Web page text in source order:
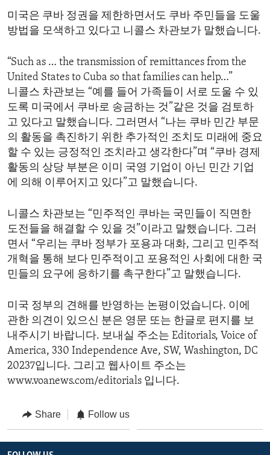
미국은 쿠바 정권을 제한하면서도 쿠바 주민들을 도울
방법을 모색하고 있다고 니콜스 차관보가 말했습니다.
“Such as … the transmission of remittances from the
United States to Cuba so that families can help…”
니콜스 차관보는 “예를 들어 가족들이 서로 도울 수 있
도록 미국에서 쿠바로 송금하는 것”같은 것을 검토하
고 있다고 말했습니다. 그러면서 “나는 쿠바 민간 부문
의 활동을 촉진하기 위한 추가적인 조치도 미래에 중요
할 수 있는 긍정적인 조치라고 생각한다”며 “쿠바 경제
활동의 상당 부분은 이미 국영 기업이 아닌 민간 기업
에 의해 이루어지고 있다”고 말했습니다.
니콜스 차관보는 “민주적인 쿠바는 국민들이 직면한
도전들을 해결할 수 있을 것”이라고 말했습니다. 그러
면서 “우리는 쿠바 정부가 포용과 대화, 그리고 민주적
개혁을 통해 보다 민주적이고 포용적인 사회에 대한 국
민들의 요구에 응하기를 촉구한다”고 말했습니다.
미국 정부의 견해를 반영하는 논평이었습니다. 이에
관한 의견이 있으신 분은 영문 또는 한글로 편지를 보
내주시기 바랍니다. 보내실 주소는 Editorials, Voice of
America, 330 Independence Ave, SW, Washington, DC
20237입니다. 그리고 웹사이트 주소는
www.voanews.com/editorials 입니다.
Share Follow us